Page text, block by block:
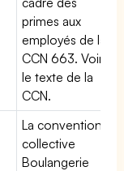
primes aux
employés de la
CCN 663. Voir
le texte de la
CCN.
La convention
collective
Boulangerie